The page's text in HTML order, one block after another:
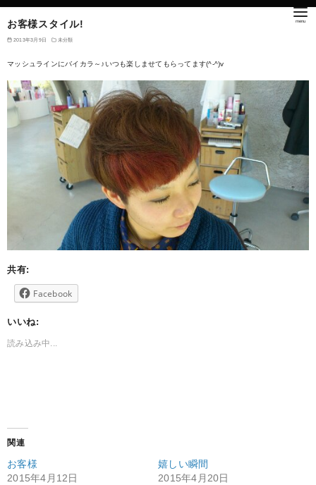
お客様スタイル!
2013年3月9日 未分類
マッシュラインにバイカラ～♪いつも楽しませてもらってます(^-^)v
共有:
Facebook
いいね:
読み込み中...
関連
お客様
2015年4月12日
嬉しい瞬間
2015年4月20日